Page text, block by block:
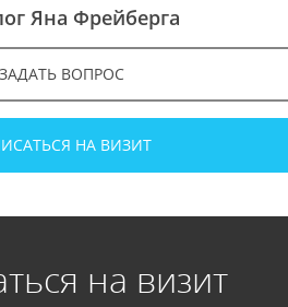
Яна Фрейберга
ЗАДАТЬ ВОПРОС
НА ВИЗИТ
на визит